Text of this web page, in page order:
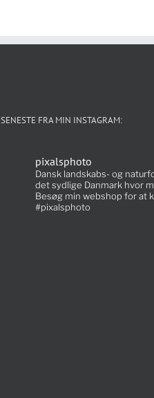
SENESTE FRA MIN INSTAGRAM:
pixalsphoto
Dansk landskabs- og
det sydlige Danmark hvor
Besøg min webshop for at
#pixalsphoto